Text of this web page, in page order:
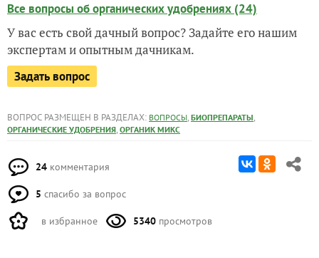
Все вопросы об органических удобрениях (24)
У вас есть свой дачный вопрос? Задайте его нашим
экспертам и опытным дачникам.
Задать вопрос
ВОПРОС РАЗМЕЩЕН В РАЗДЕЛАХ: ВОПРОСЫ, БИОПРЕПАРАТЫ,
ОРГАНИЧЕСКИЕ УДОБРЕНИЯ, ОРГАНИК МИКС
24 комментария
5 спасибо за вопрос
в избранное 5340 просмотров